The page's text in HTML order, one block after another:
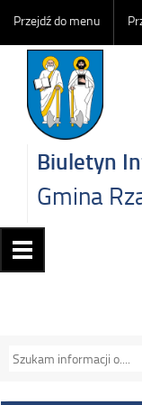
Przejdź do menu
Biuletyn
Gmina